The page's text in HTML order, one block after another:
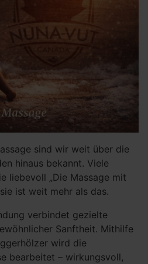
sind wir weit über die
hinaus bekannt. Viele
liebevoll „Die Massage mit
ist weit mehr als das.
verbindet gezielte
Sanftheit. Mithilfe
wird die
bearbeitet – wirkungsvoll,